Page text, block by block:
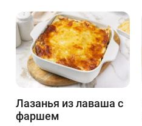
Лазанья из лаваша с
фаршем